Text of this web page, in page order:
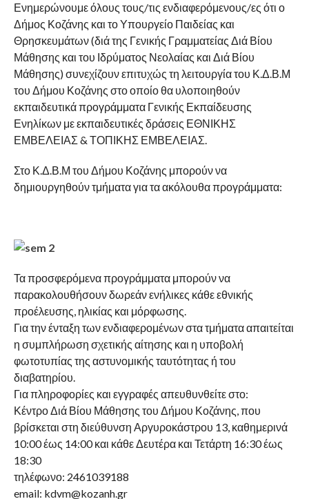
Ενημερώνουμε όλους τους/τις ενδιαφερόμενους/ες ότι ο
Δήμος Κοζάνης και το Υπουργείο Παιδείας και
Θρησκευμάτων (διά της Γενικής Γραμματείας Διά Βίου
Μάθησης και του Ιδρύματος Νεολαίας και Διά Βίου
Μάθησης) συνεχίζουν επιτυχώς τη λειτουργία του Κ.Δ.Β.Μ
του Δήμου Κοζάνης στο οποίο θα υλοποιηθούν
εκπαιδευτικά προγράμματα Γενικής Εκπαίδευσης
Ενηλίκων με εκπαιδευτικές δράσεις ΕΘΝΙΚΗΣ
ΕΜΒΕΛΕΙΑΣ & ΤΟΠΙΚΗΣ ΕΜΒΕΛΕΙΑΣ.
Στο Κ.Δ.Β.Μ του Δήμου Κοζάνης μπορούν να
δημιουργηθούν τμήματα για τα ακόλουθα προγράμματα:
Τα προσφερόμενα προγράμματα μπορούν να
παρακολουθήσουν δωρεάν ενήλικες κάθε εθνικής
προέλευσης, ηλικίας και μόρφωσης.
Για την ένταξη των ενδιαφερομένων στα τμήματα απαιτείται
η συμπλήρωση σχετικής αίτησης και η υποβολή
φωτοτυπίας της αστυνομικής ταυτότητας ή του
διαβατηρίου.
Για πληροφορίες και εγγραφές απευθυνθείτε στο:
Κέντρο Διά Βίου Μάθησης του Δήμου Κοζάνης, που
βρίσκεται στη διεύθυνση Αργυροκάστρου 13, καθημερινά
10:00 έως 14:00 και κάθε Δευτέρα και Τετάρτη 16:30 έως
18:30
τηλέφωνο: 2461039188
email: kdvm@kozanh.gr